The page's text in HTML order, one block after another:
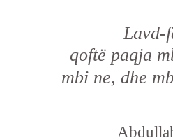
Lavd-
qoftë paqja
mbi ne, dhe